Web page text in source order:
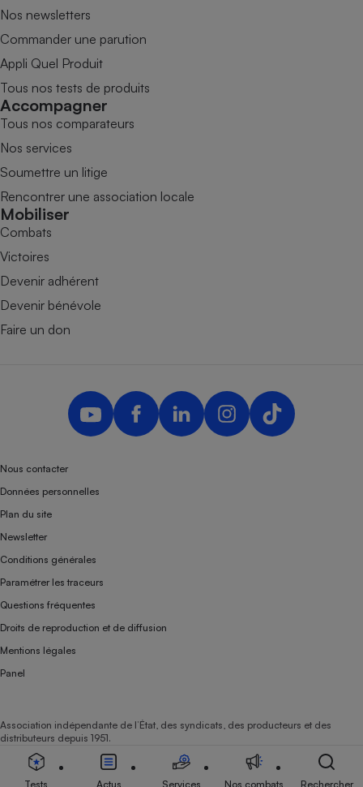
Nos newsletters
Commander une parution
Appli Quel Produit
Tous nos tests de produits
Accompagner
Tous nos comparateurs
Nos services
Soumettre un litige
Rencontrer une association locale
Mobiliser
Combats
Victoires
Devenir adhérent
Devenir bénévole
Faire un don
Nous contacter
Données personnelles
Plan du site
Newsletter
Conditions générales
Paramétrer les traceurs
Questions fréquentes
Droits de reproduction et de diffusion
Mentions légales
Panel
Association indépendante de l’État, des syndicats, des producteurs et des
distributeurs depuis 1951.
Tests Actus Services Nos combats Rechercher